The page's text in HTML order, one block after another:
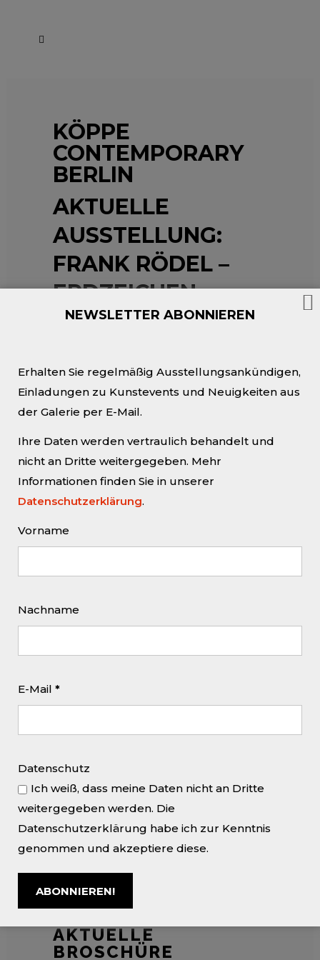
KÖPPE
CONTEMPORARY
BERLIN
AKTUELLE
AUSSTELLUNG:
FRANK RÖDEL –
ERDZEICHEN
Jahres widmet sich den aktuellen
Werken von Frank Rödel, die unter
anderem das spannungsreiche
Verhältnis zwischen der Schönheit
unberührter Natur und deren
Gefährdung durch die menschliche
Zivilisation thematisieren.
Pfingstfeiertage:
(23.05.2026) bleibt die Galerie
13–16 Uhr, Eintritt frei
AUSSTELLUNG
Hier der Link zu unserem Kunstwerk
des Monats „Frank Rödel –
Landnahme 2“:Link
AKTUELLE
BROSCHÜRE
NEWSLETTER ABONNIEREN
Erhalten Sie regelmäßig Ausstellungsankündigen,
Einladungen zu Kunstevents und Neuigkeiten aus
der Galerie per E-Mail.
Ihre Daten werden vertraulich behandelt und
nicht an Dritte weitergegeben. Mehr
Informationen finden Sie in unserer
Datenschutzerklärung.
Vorname
Nachname
E-Mail *
Datenschutz
Ich weiß, dass meine Daten nicht an Dritte
weitergegeben werden. Die
Datenschutzerklärung habe ich zur Kenntnis
genommen und akzeptiere diese.